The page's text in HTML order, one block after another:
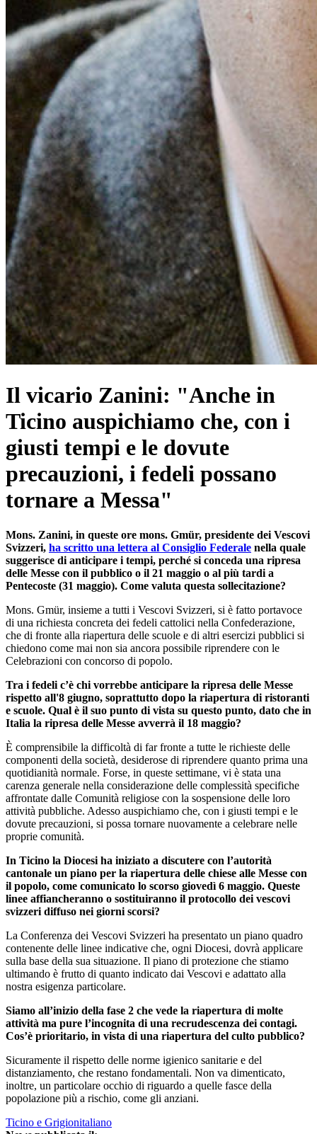
Il vicario Zanini: "Anche in
Ticino auspichiamo che, con i
giusti tempi e le dovute
precauzioni, i fedeli possano
tornare a Messa"
Mons. Zanini, in queste ore mons. Gmür, presidente dei Vescovi
Svizzeri, ha scritto una lettera al Consiglio Federale nella quale
suggerisce di anticipare i tempi, perché si conceda una ripresa
delle Messe con il pubblico o il 21 maggio o al più tardi a
Pentecoste (31 maggio). Come valuta questa sollecitazione?
Mons. Gmür, insieme a tutti i Vescovi Svizzeri, si è fatto portavoce
di una richiesta concreta dei fedeli cattolici nella Confederazione,
che di fronte alla riapertura delle scuole e di altri esercizi pubblici si
chiedono come mai non sia ancora possibile riprendere con le
Celebrazioni con concorso di popolo.
Tra i fedeli c’è chi vorrebbe anticipare la ripresa delle Messe
rispetto all'8 giugno, soprattutto dopo la riapertura di ristoranti
e scuole. Qual è il suo punto di vista su questo punto, dato che in
Italia la ripresa delle Messe avverrà il 18 maggio?
È comprensibile la difficoltà di far fronte a tutte le richieste delle
componenti della società, desiderose di riprendere quanto prima una
quotidianità normale. Forse, in queste settimane, vi è stata una
carenza generale nella considerazione delle complessità specifiche
affrontate dalle Comunità religiose con la sospensione delle loro
attività pubbliche. Adesso auspichiamo che, con i giusti tempi e le
dovute precauzioni, si possa tornare nuovamente a celebrare nelle
proprie comunità.
In Ticino la Diocesi ha iniziato a discutere con l’autorità
cantonale un piano per la riapertura delle chiese alle Messe con
il popolo, come comunicato lo scorso giovedì 6 maggio. Queste
linee affiancheranno o sostituiranno il protocollo dei vescovi
svizzeri diffuso nei giorni scorsi?
La Conferenza dei Vescovi Svizzeri ha presentato un piano quadro
contenente delle linee indicative che, ogni Diocesi, dovrà applicare
sulla base della sua situazione. Il piano di protezione che stiamo
ultimando è frutto di quanto indicato dai Vescovi e adattato alla
nostra esigenza particolare.
Siamo all’inizio della fase 2 che vede la riapertura di molte
attività ma pure l’incognita di una recrudescenza dei contagi.
Cos’è prioritario, in vista di una riapertura del culto pubblico?
Sicuramente il rispetto delle norme igienico sanitarie e del
distanziamento, che restano fondamentali. Non va dimenticato,
inoltre, un particolare occhio di riguardo a quelle fasce della
popolazione più a rischio, come gli anziani.
Ticino e Grigionitaliano